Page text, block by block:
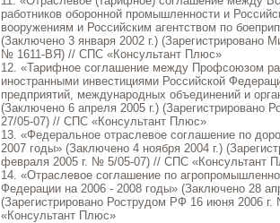
работников оборонной промышленности и
вооружениям и Российским агентством по
(Заключено 3 января 2002 г.) (Зарегистрировано
№ 1611-ВЯ) // СПС «Консультант Плюс»
12. «Тарифное соглашение между Профсоюзом
иностранными инвестициями Российской
предприятий, международных объединений и
(Заключено 6 апреля 2005 г.) (Зарегистрировано
27/05-07) // СПС «Консультант Плюс»
13. «Федеральное отраслевое соглашение по
2007 годы» (Заключено 4 ноября 2004 г.)
февраля 2005 г. № 5/05-07) // СПС «Консультант
14. «Отраслевое соглашение по
Федерации на 2006 - 2008 годы» (Заключено 28
(Зарегистрировано Рострудом РФ 16 июня 2006
«Консультант Плюс»